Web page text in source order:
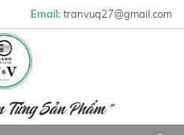
Email: tranvuq27@gmail.com
Từng Sản Phẩm "